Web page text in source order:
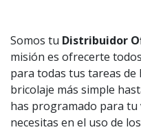
Somos tu Distribuidor
misión es ofrecerte
para todas tus tareas
bricolaje más simple
has programado para tu
necesitas en el uso de